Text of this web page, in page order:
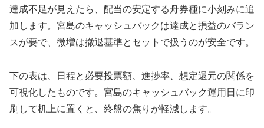
達成不足が見えたら、配当の安定する舟券種に小刻みに追
加します。宮島のキャッシュバックは達成と損益のバラン
スが要で、微増は撤退基準とセットで扱うのが安全です。
下の表は、日程と必要投票額、進捗率、想定還元の関係を
可視化したものです。宮島のキャッシュバック運用日に印
刷して机上に置くと、終盤の焦りが軽減します。